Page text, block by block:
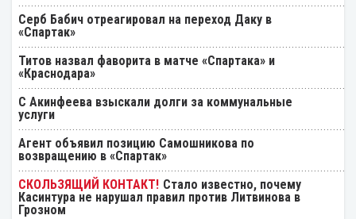
Серб Бабич отреагировал на переход Даку в
«Спартак»
Титов назвал фаворита в матче «Спартака» и
«Краснодара»
С Акинфеева взыскали долги за коммунальные
услуги
Агент объявил позицию Самошникова по
возвращению в «Спартак»
Стало известно, почему
Касинтура не нарушал правил против Литвинова в
Грозном